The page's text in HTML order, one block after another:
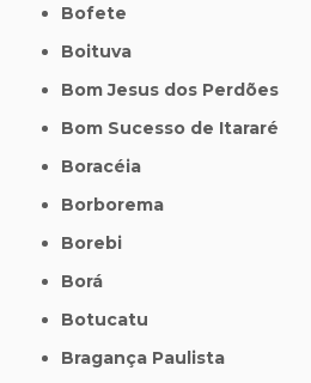
Bofete
Boituva
Bom Jesus dos Perdões
Bom Sucesso de Itararé
Boracéia
Borborema
Borebi
Borá
Botucatu
Bragança Paulista